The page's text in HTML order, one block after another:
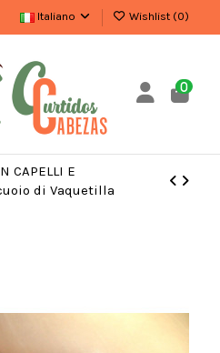
Italiano Wishlist (0)
0
CAPELLI E
di Vaquetilla